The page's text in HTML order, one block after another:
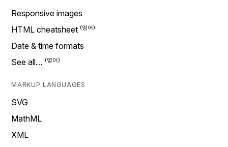
Responsive images
HTML cheatsheet
Date & time formats
See all…
MARKUP LANGUAGES
SVG
MathML
XML